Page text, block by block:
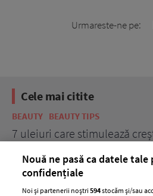
Urmareste-ne pe:
Cele mai citite
BEAUTY BEAUTY TIPS
7 uleiuri care stimulează
Nouă ne pasă ca datele
confidențiale
Noi și partenerii noștri594stocăm și/sau